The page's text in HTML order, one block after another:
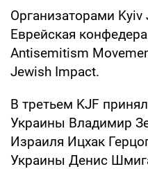
Организаторами
Еврейская
Antisemitism
Jewish Impact.
В третьем KJF
Украины Владимир
Израиля Ицхак
Украины Денис